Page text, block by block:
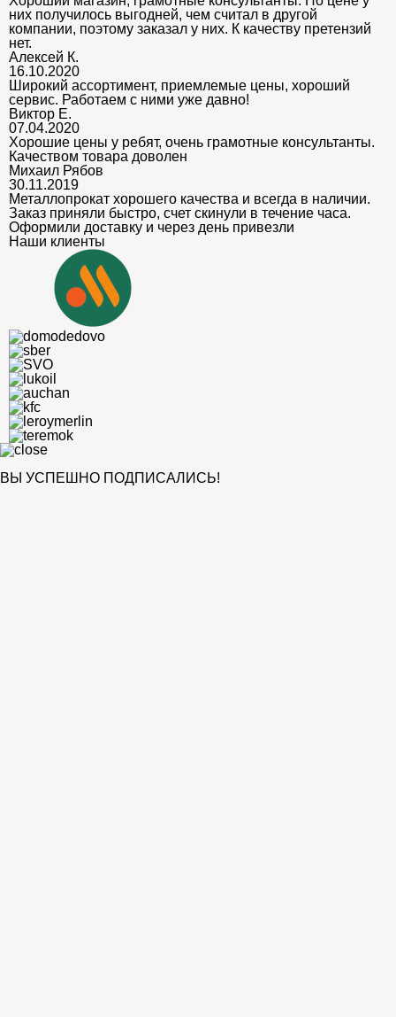
них получилось выгодней, чем считал в другой
компании, поэтому заказал у них. К качеству претензий
нет.
Алексей К.
16.10.2020
Широкий ассортимент, приемлемые цены, хороший
сервис. Работаем с ними уже давно!
Виктор Е.
07.04.2020
Хорошие цены у ребят, очень грамотные консультанты.
Качеством товара доволен
Михаил Рябов
30.11.2019
Металлопрокат хорошего качества и всегда в наличии.
Заказ приняли быстро, счет скинули в течение часа.
Оформили доставку и через день привезли
Наши клиенты
ВЫ УСПЕШНО ПОДПИСАЛИСЬ!